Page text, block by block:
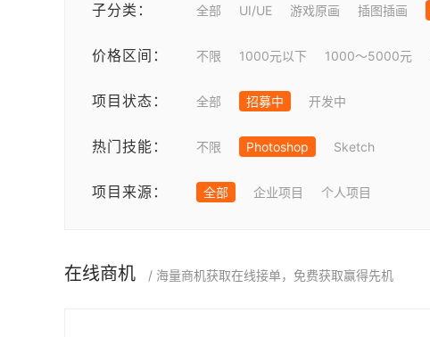
子分类： 全部 UI/UE 游戏原画 插图插画
价格区间： 不限 1000元以下 1000～5000元
项目状态： 全部 招募中 开发中
热门技能： 不限 Photoshop Sketch
项目来源： 全部 企业项目 个人项目
在线商机 / 海量商机获取在线接单，免费获取赢得先机